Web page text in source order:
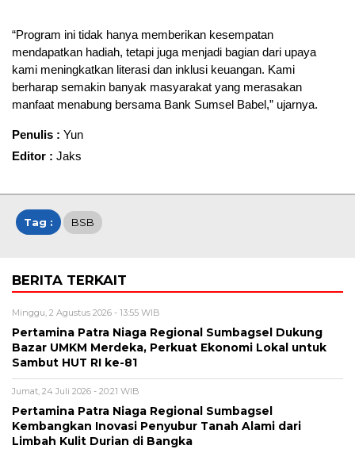
“Program ini tidak hanya memberikan kesempatan
mendapatkan hadiah, tetapi juga menjadi bagian dari upaya
kami meningkatkan literasi dan inklusi keuangan. Kami
berharap semakin banyak masyarakat yang merasakan
manfaat menabung bersama Bank Sumsel Babel,” ujarnya.
Penulis : Yun
Editor : Jaks
Tag : BSB
BERITA TERKAIT
Minggu, 2 Agustus 2026 - 13:55 WIB
Pertamina Patra Niaga Regional Sumbagsel Dukung
Bazar UMKM Merdeka, Perkuat Ekonomi Lokal untuk
Sambut HUT RI ke-81
Jumat, 24 Juli 2026 - 20:21 WIB
Pertamina Patra Niaga Regional Sumbagsel
Kembangkan Inovasi Penyubur Tanah Alami dari
Limbah Kulit Durian di Bangka